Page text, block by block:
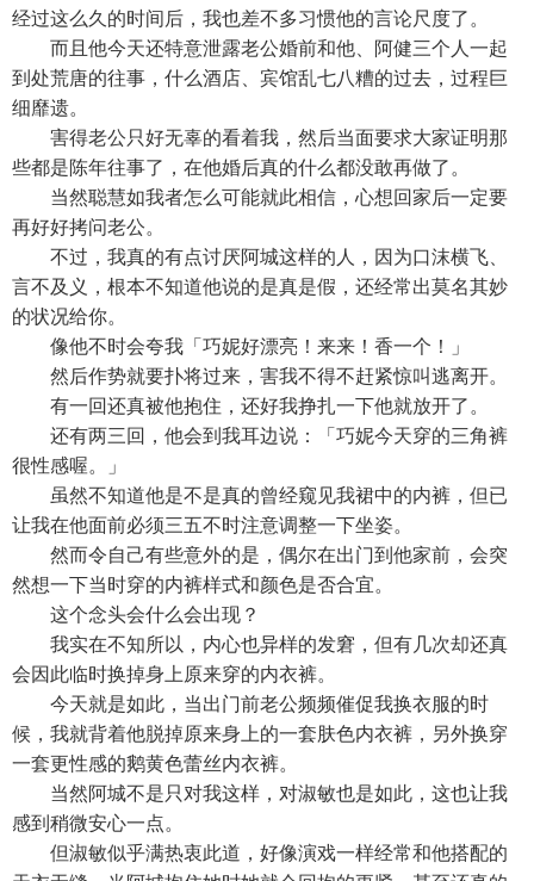
经过这么久的时间后，我也差不多习惯他的言论尺度了。
而且他今天还特意泄露老公婚前和他、阿健三个人一起
到处荒唐的往事，什么酒店、宾馆乱七八糟的过去，过程巨
细靡遗。
害得老公只好无辜的看着我，然后当面要求大家证明那
些都是陈年往事了，在他婚后真的什么都没敢再做了。
当然聪慧如我者怎么可能就此相信，心想回家后一定要
再好好拷问老公。
不过，我真的有点讨厌阿城这样的人，因为口沫横飞、
言不及义，根本不知道他说的是真是假，还经常出莫名其妙
的状况给你。
像他不时会夸我「巧妮好漂亮！来来！香一个！」
然后作势就要扑将过来，害我不得不赶紧惊叫逃离开。
有一回还真被他抱住，还好我挣扎一下他就放开了。
还有两三回，他会到我耳边说：「巧妮今天穿的三角裤
很性感喔。」
虽然不知道他是不是真的曾经窥见我裙中的内裤，但已
让我在他面前必须三五不时注意调整一下坐姿。
然而令自己有些意外的是，偶尔在出门到他家前，会突
然想一下当时穿的内裤样式和颜色是否合宜。
这个念头会什么会出现？
我实在不知所以，内心也异样的发窘，但有几次却还真
会因此临时换掉身上原来穿的内衣裤。
今天就是如此，当出门前老公频频催促我换衣服的时
候，我就背着他脱掉原来身上的一套肤色内衣裤，另外换穿
一套更性感的鹅黄色蕾丝内衣裤。
当然阿城不是只对我这样，对淑敏也是如此，这也让我
感到稍微安心一点。
但淑敏似乎满热衷此道，好像演戏一样经常和他搭配的